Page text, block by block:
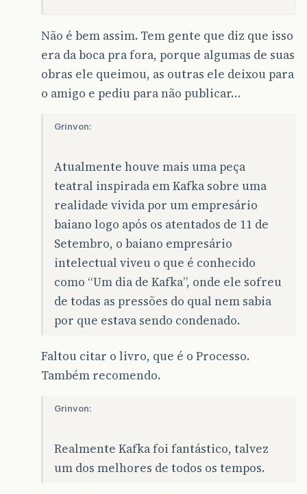
Não é bem assim. Tem gente que diz que isso
era da boca pra fora, porque algumas de suas
obras ele queimou, as outras ele deixou para
o amigo e pediu para não publicar…
Grinvon:
Atualmente houve mais uma peça
teatral inspirada em Kafka sobre uma
realidade vivida por um empresário
baiano logo após os atentados de 11 de
Setembro, o baiano empresário
intelectual viveu o que é conhecido
como “Um dia de Kafka”, onde ele sofreu
de todas as pressões do qual nem sabia
por que estava sendo condenado.
Faltou citar o livro, que é o Processo.
Também recomendo.
Grinvon:
Realmente Kafka foi fantástico, talvez
um dos melhores de todos os tempos.